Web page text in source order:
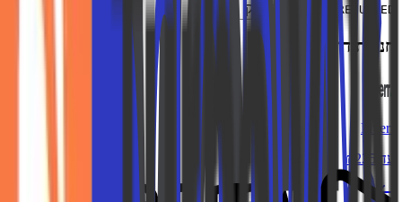
NOT REQUIRED העתק
חנויות דומות
Fiverr
עד ₪225